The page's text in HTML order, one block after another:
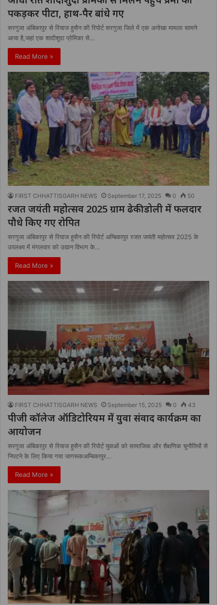
पकड़कर पीटा, हाथ-पैर बांधे गए
सरगुजा अंबिकापुर से रियाज हुसैन की रिपोर्ट सरगुजा जिले में एक अनोखा मामला सामने
आया है,जहां एक शादीशुदा प्रेमिका से…
Read More »
FIRST CHHATTISGARH NEWS September 17, 2025 0 50
रजत जयंती महोत्सव 2025 ग्राम ढेकीडोली में फलदार
पौधे किए गए रोपित
सरगुजा अंबिकापुर से रियाज हुसैन की रिपोर्ट अम्बिकापुर रजत जयंती महोत्सव 2025 के
उपलक्ष्य में मंगलवार को उद्यान विभाग के…
Read More »
FIRST CHHATTISGARH NEWS September 15, 2025 0 43
पीजी कॉलेज ऑडिटोरियम में युवा संवाद कार्यक्रम का
आयोजन
सरगुजा अंबिकापुर से रियाज हुसैन की रिपोर्ट युवाओं को सामाजिक और शैक्षणिक चुनौतियों से
निपटने के लिए किया गया जागरूकअम्बिकापुर…
Read More »